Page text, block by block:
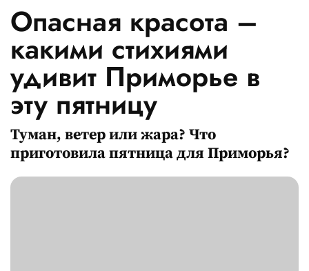
Опасная красота –
какими стихиями
удивит Приморье в
эту пятницу
Туман, ветер или жара? Что
приготовила пятница для Приморья?